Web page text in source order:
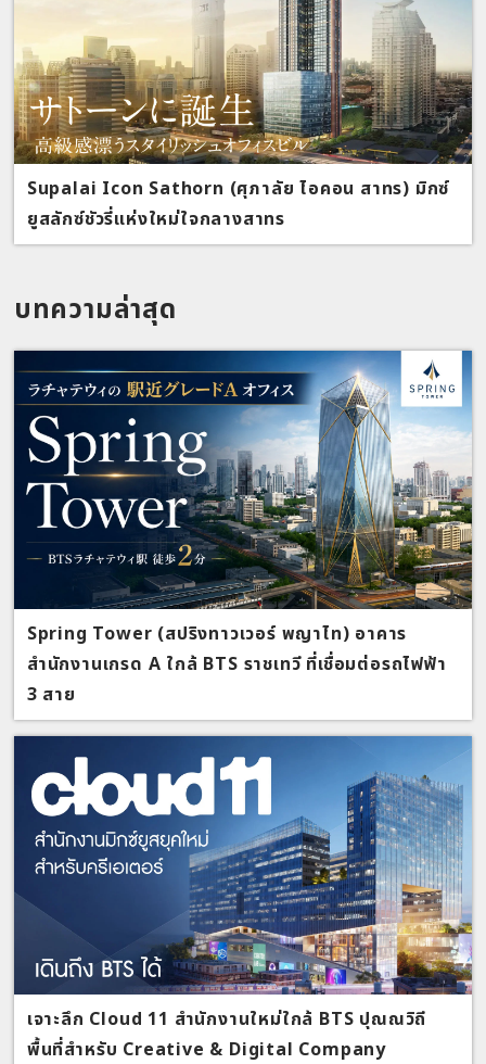
Supalai Icon Sathorn (ศุภาลัย ไอคอน สาทร) มิกซ์
ยูสลักซ์ชัวรี่แห่งใหม่ใจกลางสาทร
บทความล่าสุด
Spring Tower (สปริงทาวเวอร์ พญาไท) อาคาร
สำนักงานเกรด A ใกล้ BTS ราชเทวี ที่เชื่อมต่อรถไฟฟ้า
3 สาย
เจาะลึก Cloud 11 สำนักงานใหม่ใกล้ BTS ปุณณวิถี
พื้นที่สำหรับ Creative & Digital Company